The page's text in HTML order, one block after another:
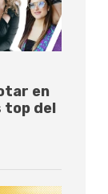
en
top del